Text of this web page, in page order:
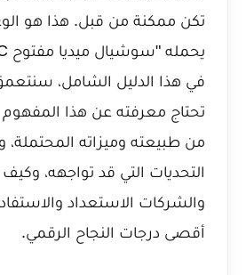
تكن ممكنة من قبل. هذا هو
في هذا الدليل الشامل،
تحتاج معرفته عن هذا المفهوم
من طبيعته وميزاته المحتملة،
التحديات التي قد تواجهه،
والشركات الاستعداد
أقصى درجات النجاح الرقمي.